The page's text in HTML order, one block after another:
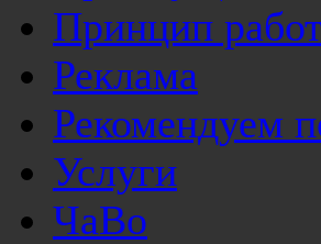
Принцип
Реклама
Рекомендуем
Услуги
ЧаВо